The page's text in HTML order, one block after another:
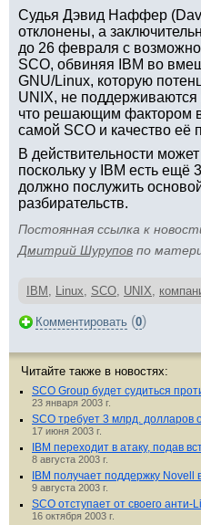
Судья Дэвид Наффер
отклонены, а
до 26 февраля с
SCO, обвиняя IBM во
GNU/Linux, которую
UNIX, не
что решающим фактором в
самой SCO и качество её
В действительности
поскольку у IBM есть ещё
должно послужить
разбирательств.
Постоянная ссылка к
Дмитрий Шурупов по
IBM , Linux, SCO, UNIX,
Комментировать (0)
Читайте также в новостях:
SCO Group будет судиться
23 января 2003 г.
SCO требует 3 млрд. долларов
17 июня 2003 г.
IBM переходит в атаку, подав
8 августа 2003 г.
IBM получает поддержку Novell
9 августа 2003 г.
SCO отступает от своего анти-
16 октября 2003 г.